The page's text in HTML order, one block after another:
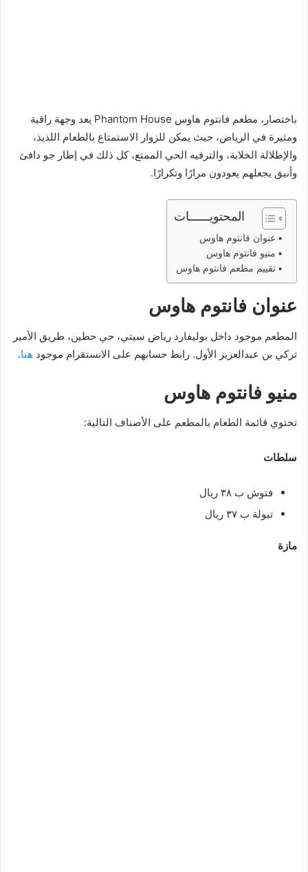
باختصار، مطعم فانتوم هاوس Phantom House يعد وجهة راقية
ومثيرة في الرياض، حيث يمكن للزوار الاستمتاع بالطعام اللذيذ،
والإطلالة الخلابة، والترفيه الحي الممتع، كل ذلك في إطار جو دافئ
وأنيق يجعلهم يعودون مرارًا وتكرارًا.
المحتويــــــات
عنوان فانتوم هاوس
منيو فانتوم هاوس
تقييم مطعم فانتوم هاوس
عنوان فانتوم هاوس
المطعم موجود داخل بوليفارد رياض سيتي، حي حطين، طريق الأمير
تركي بن عبدالعزيز الأول. رابط حسابهم على الانستقرام موجود هنا.
منيو فانتوم هاوس
تحتوي قائمة الطعام بالمطعم على الأصناف التالية:
سلطات
فتوش ب ٣٨ ريال
تبولة ب ٣٧ ريال
مازة